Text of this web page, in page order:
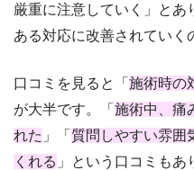
厳重に注意していく」とあ
ある対応に改善されていく
口コミを見ると「 施術時の
が大半です。「 施術中、痛
れた 」「 質問しやすい雰囲
くれる 」という口コミも